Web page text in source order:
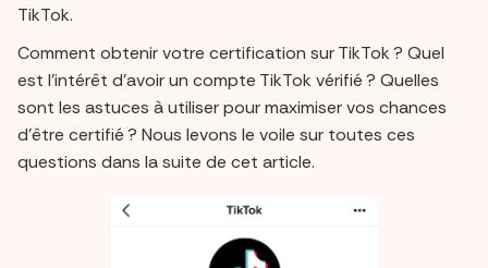
TikTok.
Comment obtenir votre certification sur TikTok ? Quel
est l’intérêt d’avoir un compte TikTok vérifié ? Quelles
sont les astuces à utiliser pour maximiser vos chances
d’être certifié ? Nous levons le voile sur toutes ces
questions dans la suite de cet article.